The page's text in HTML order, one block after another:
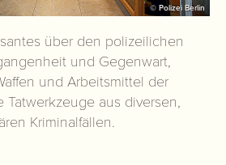
© Polizei Berlin
über den polizeilichen
und Gegenwart,
und Arbeitsmittel der
Tatwerkzeuge aus diversen,
Kriminalfällen.